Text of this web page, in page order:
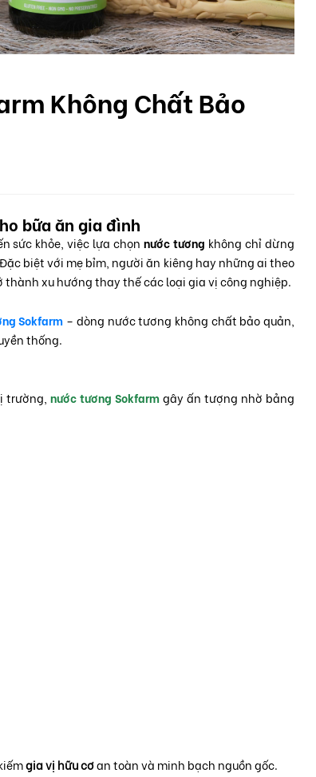
Không Chất Bảo
bữa ăn gia đình
sức khỏe, việc lựa chọnnước tương không chỉ dừng
biệt với mẹ bỉm, người ăn kiêng hay những ai theo
thành xu hướng thay thế các loại gia vị công nghiệp.
Sokfarm – dòng nước tương không chất bảo quản,
thống.
trường, nước tương Sokfarmgây ấn tượng nhờ bảng
gia vị hữu cơan toàn và minh bạch nguồn gốc.